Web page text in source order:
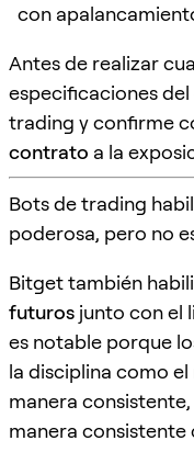
con
Antes de realizar
especificaciones
trading y confirme
contrato a la
Bots de trading
poderosa, pero no
Bitget también
futuros junto con el
es notable porque
la disciplina como
manera
manera consistente